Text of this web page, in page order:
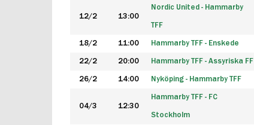
12/2 13:00
Nordic United - Hammarby
TFF
18/2 11:00 Hammarby TFF - Enskede
22/2 20:00 Hammarby TFF - Assyriska FF
26/2 14:00 Nyköping - Hammarby TFF
04/3 12:30
Hammarby TFF - FC
Stockholm